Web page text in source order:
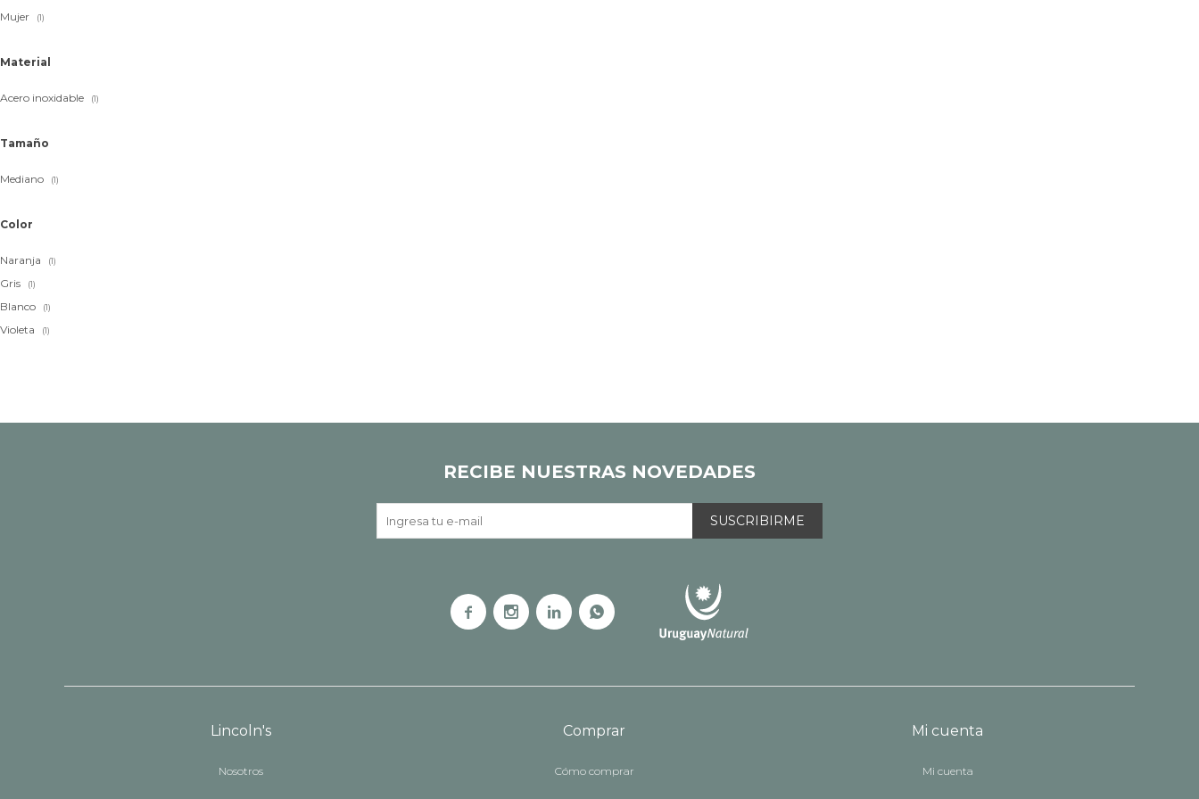
Mujer (1)
Material
Acero inoxidable (1)
Tamaño
Mediano (1)
Color
Naranja (1)
Gris (1)
Blanco (1)
Violeta (1)
Lincoln's
Nosotros
Comprar
Cómo comprar
Mi cuenta
Mi cuenta
RECIBE NUESTRAS NOVEDADES
SUSCRIBIRME
   